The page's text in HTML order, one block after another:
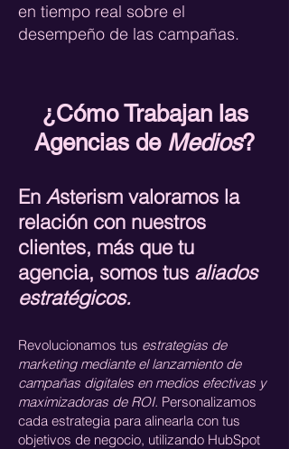
en tiempo real sobre el
desempeño de las campañas.
¿Cómo Trabajan las
Agencias de Medios?
En Asterism valoramos la
relación con nuestros
clientes, más que tu
agencia, somos tus aliados
estratégicos.​
Revolucionamos tus estrategias de
marketing mediante el lanzamiento de
campañas digitales en medios efectivas y
maximizadoras de ROI. Personalizamos
cada estrategia para alinearla con tus
objetivos de negocio, utilizando HubSpot